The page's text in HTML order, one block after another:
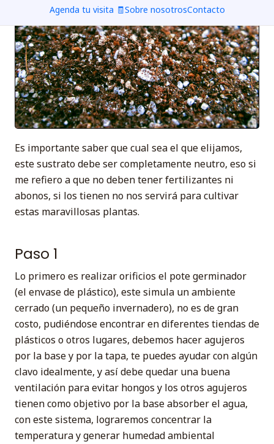
Agenda tu visita 🧾Sobre nosotrosContacto
Es importante saber que cual sea el que elijamos,
este sustrato debe ser completamente neutro, eso si
me refiero a que no deben tener fertilizantes ni
abonos, si los tienen no nos servirá para cultivar
estas maravillosas plantas.
Paso 1
Lo primero es realizar orificios el pote germinador
(el envase de plástico), este simula un ambiente
cerrado (un pequeño invernadero), no es de gran
costo, pudiéndose encontrar en diferentes tiendas de
plásticos o otros lugares, debemos hacer agujeros
por la base y por la tapa, te puedes ayudar con algún
clavo idealmente, y así debe quedar una buena
ventilación para evitar hongos y los otros agujeros
tienen como objetivo por la base absorber el agua,
con este sistema, lograremos concentrar la
temperatura y generar humedad ambiental